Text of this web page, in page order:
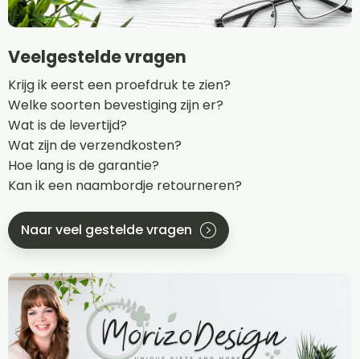
Veelgestelde vragen
Krijg ik eerst een proefdruk te zien?
Welke soorten bevestiging zijn er?
Wat is de levertijd?
Wat zijn de verzendkosten?
Hoe lang is de garantie?
Kan ik een naambordje retourneren?
Naar veel gestelde vragen